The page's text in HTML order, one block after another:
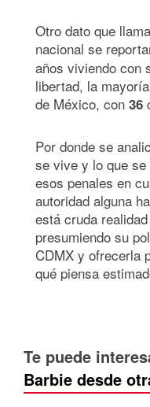
Otro dato que
nacional se
años viviendo con
libertad, la
de México, con 36
Por donde se
se vive y lo que
esos penales en
autoridad alguna
está cruda
presumiendo su
CDMX y ofrecerla
qué piensa
Te puede
Barbie desde